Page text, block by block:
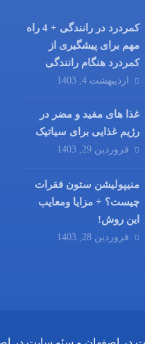
کمردرد در رانندگی + 4 راه
مهم برای پیشگیری از
کمردرد هنگام رانندگی
اردیبهشت 4, 1403
غذا های مفید و مضر در
رژیم غذایی برای سیاتیک
فروردین 29, 1403
منیپولیشن ستون فقرات
چیست؟ + مزایا ومعایب
این روش!
فروردین 28, 1403